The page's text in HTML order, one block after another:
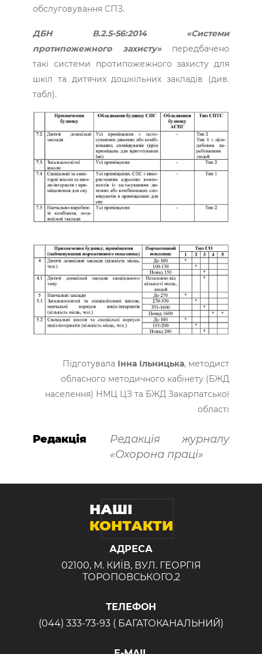
обслуговування СПЗ.
ДБН В.2.5-56:2014 «Системи
протипожежного захисту»передбачено
такі системи протипожежного захисту для
шкіл та дитячих дошкільних закладів (див.
табл).
Підготувала Інна Ільницька, методист
обласного методичного кабінету (БЖД
населення) НМЦ ЦЗ та БЖД Закарпатської
області
Редакція
Редакція журналу
«Охорона праці»
НАШІ
КОНТАКТИ
АДРЕСА
02100, М. КИЇВ, ВУЛ. ГЕОРГІЯ
ТОРОПОВСЬКОГО,2
ТЕЛЕФОН
(044) 333-73-93 ( БАГАТОКАНАЛЬНИЙ)